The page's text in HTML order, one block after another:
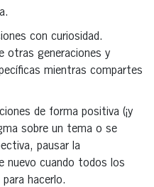
con curiosidad.
otras generaciones y
mientras compartes
de forma positiva (¡y
sobre un tema o se
pausar la
nuevo cuando todos los
hacerlo.